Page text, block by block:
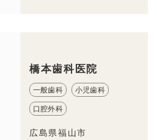
橋本歯科医院
一般歯科 小児歯科
口腔外科
広島県福山市